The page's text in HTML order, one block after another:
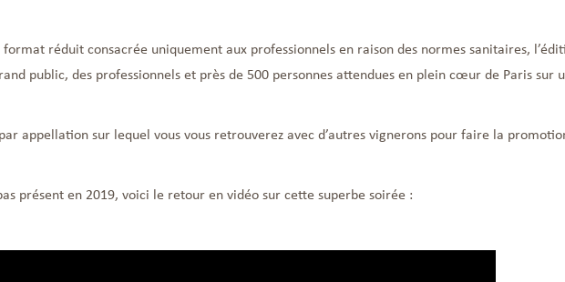
réduit consacrée uniquement aux professionnels en raison des normes sanitaires,
public, des professionnels et près de 500 personnes attendues en plein cœur de Paris sur
appellation sur lequel vous vous retrouverez avec d’autres vignerons pour faire la
présent en 2019, voici le retour en vidéo sur cette superbe soirée :